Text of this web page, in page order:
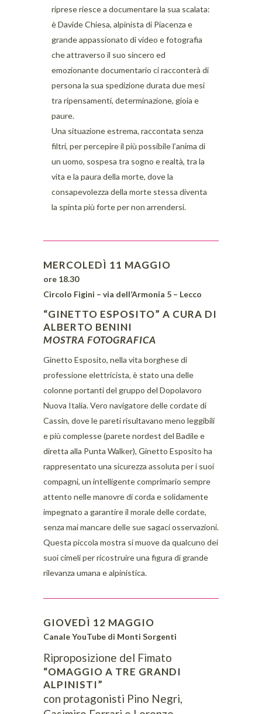
riprese riesce a documentare la sua scalata:
è Davide Chiesa, alpinista di Piacenza e
grande appassionato di video e fotografia
che attraverso il suo sincero ed
emozionante documentario ci racconterà di
persona la sua spedizione durata due mesi
tra ripensamenti, determinazione, gioia e
paure.
Una situazione estrema, raccontata senza
filtri, per percepire il più possibile l’anima di
un uomo, sospesa tra sogno e realtà, tra la
vita e la paura della morte, dove la
consapevolezza della morte stessa diventa
la spinta più forte per non arrendersi.
MERCOLEDÌ 11 MAGGIO
ore 18.30
Circolo Figini – via dell’Armonia 5 – Lecco
“GINETTO ESPOSITO” A CURA DI
ALBERTO BENINI
MOSTRA FOTOGRAFICA
Ginetto Esposito, nella vita borghese di
professione elettricista, è stato una delle
colonne portanti del gruppo del Dopolavoro
Nuova Italia. Vero navigatore delle cordate di
Cassin, dove le pareti risultavano meno leggibili
e più complesse (parete nordest del Badile e
diretta alla Punta Walker), Ginetto Esposito ha
rappresentato una sicurezza assoluta per i suoi
compagni, un intelligente comprimario sempre
attento nelle manovre di corda e solidamente
impegnato a garantire il morale delle cordate,
senza mai mancare delle sue sagaci osservazioni.
Questa piccola mostra si muove da qualcuno dei
suoi cimeli per ricostruire una figura di grande
rilevanza umana e alpinistica.
GIOVEDÌ 12 MAGGIO
Canale YouTube di Monti Sorgenti
Riproposizione del Fimato
“OMAGGIO A TRE GRANDI
ALPINISTI”
con protagonisti Pino Negri,